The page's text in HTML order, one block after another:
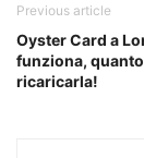
Previous article
Oyster Card a
funziona,
ricaricarla!